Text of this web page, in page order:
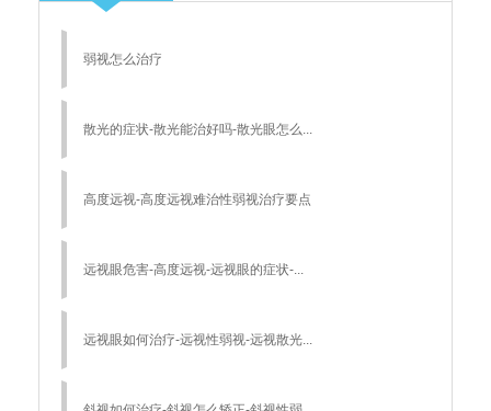
弱视怎么治疗
散光的症状-散光能治好吗-散光眼怎么...
高度远视-高度远视难治性弱视治疗要点
远视眼危害-高度远视-远视眼的症状-...
远视眼如何治疗-远视性弱视-远视散光...